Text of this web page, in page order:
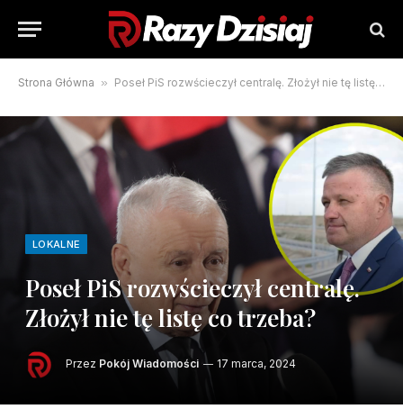
Strona Główna » Poseł PiS rozwścieczył centralę. Złożył nie tę listę co trzeba?
LOKALNE
Poseł PiS rozwścieczył centralę.
Złożył nie tę listę co trzeba?
Przez Pokój Wiadomości 17 marca, 2024